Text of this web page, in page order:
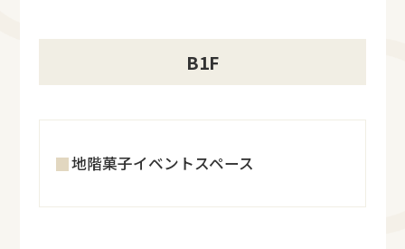
B1F
地階菓子イベントスペース